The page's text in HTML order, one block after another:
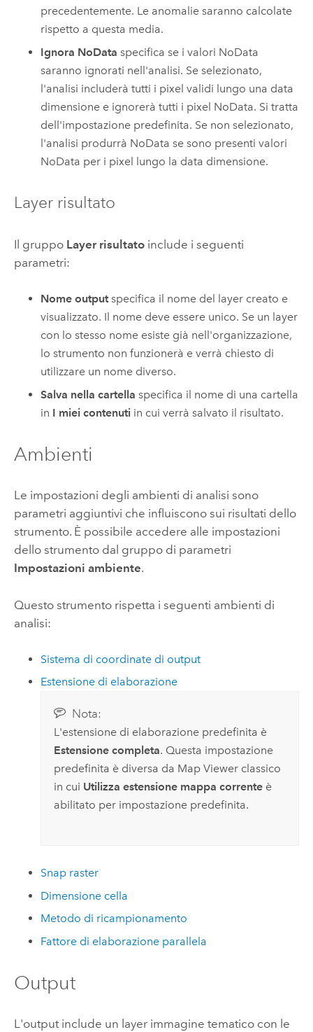
precedentemente. Le anomalie saranno calcolate
rispetto a questa media.
Ignora NoData specifica se i valori NoData
saranno ignorati nell'analisi. Se selezionato,
l'analisi includerà tutti i pixel validi lungo una data
dimensione e ignorerà tutti i pixel NoData. Si tratta
dell'impostazione predefinita. Se non selezionato,
l'analisi produrrà NoData se sono presenti valori
NoData per i pixel lungo la data dimensione.
Layer risultato
Il gruppo Layer risultatoinclude i seguenti
parametri:
Nome outputspecifica il nome del layer creato e
visualizzato. Il nome deve essere unico. Se un layer
con lo stesso nome esiste già nell'organizzazione,
lo strumento non funzionerà e verrà chiesto di
utilizzare un nome diverso.
Salva nella cartella specifica il nome di una cartella
in I miei contenuti in cui verrà salvato il risultato.
Ambienti
Le impostazioni degli ambienti di analisi sono
parametri aggiuntivi che influiscono sui risultati dello
strumento. È possibile accedere alle impostazioni
dello strumento dal gruppo di parametri
Impostazioni ambiente.
Questo strumento rispetta i seguenti ambienti di
analisi:
Sistema di coordinate di output
Estensione di elaborazione
Nota:
L'estensione di elaborazione predefinita è
Estensione completa. Questa impostazione
predefinita è diversa da Map Viewer classico
in cui Utilizza estensione mappa correnteè
abilitato per impostazione predefinita.
Snap raster
Dimensione cella
Metodo di ricampionamento
Fattore di elaborazione parallela
Output
L'output include un layer immagine tematico con le